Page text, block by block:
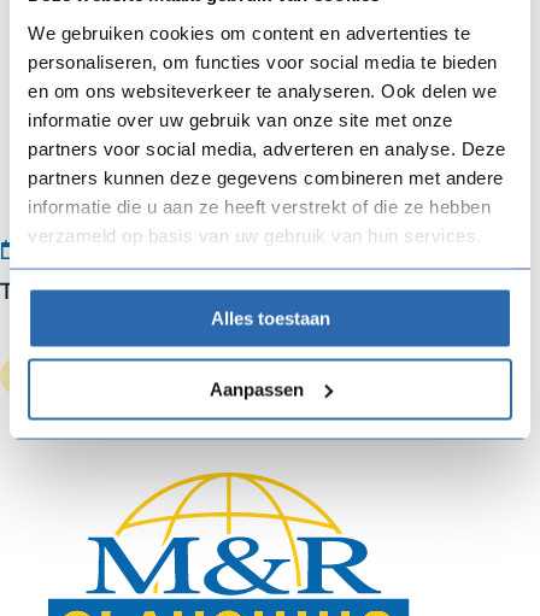
We gebruiken cookies om content en advertenties te
personaliseren, om functies voor social media te bieden
en om ons websiteverkeer te analyseren. Ook delen we
informatie over uw gebruik van onze site met onze
partners voor social media, adverteren en analyse. Deze
partners kunnen deze gegevens combineren met andere
informatie die u aan ze heeft verstrekt of die ze hebben
verzameld op basis van uw gebruik van hun services.
Alles toestaan
Aanpassen
MAY 13, 2026
TEST ENGLISH